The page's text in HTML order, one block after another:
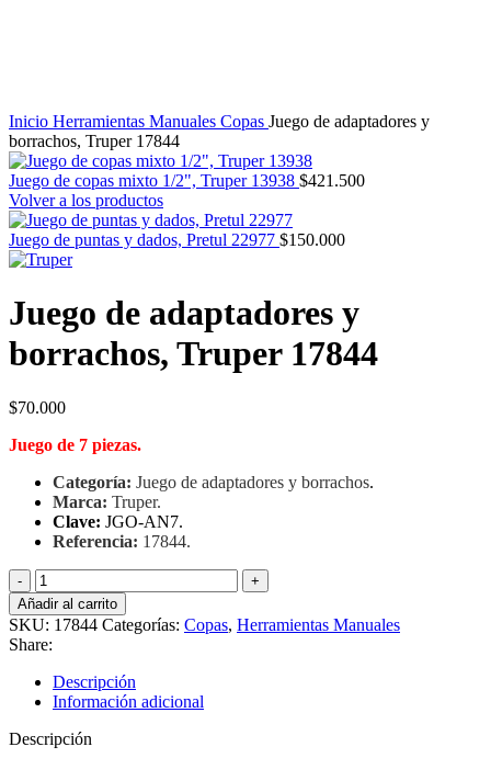
Inicio Herramientas Manuales Copas Juego de adaptadores y
borrachos, Truper 17844
Juego de copas mixto 1/2", Truper 13938 $421.500
Volver a los productos
Juego de puntas y dados, Pretul 22977 $150.000
Juego de adaptadores y
borrachos, Truper 17844
$70.000
Juego de 7 piezas.
Categoría: Juego de adaptadores y borrachos.
Marca: Truper.
Clave: JGO-AN7.
Referencia: 17844.
Juego
de
adaptadores
y
borrachos,
Truper
17844
cantidad
Añadir al carrito
SKU: 17844 Categorías: Copas, Herramientas Manuales
Share:
Descripción
Información adicional
Descripción